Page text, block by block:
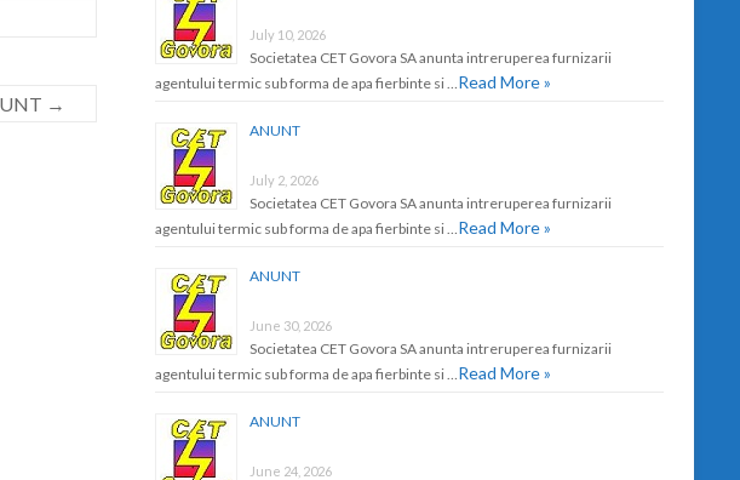
→
July 10, 2026
Societatea CET Govora SA anunta intreruperea furnizarii
agentului termic sub forma de apa fierbinte si … Read More »
ANUNT
July 2, 2026
Societatea CET Govora SA anunta intreruperea furnizarii
agentului termic sub forma de apa fierbinte si … Read More »
ANUNT
June 30, 2026
Societatea CET Govora SA anunta intreruperea furnizarii
agentului termic sub forma de apa fierbinte si … Read More »
ANUNT
June 24, 2026